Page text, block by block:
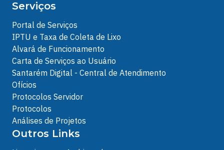
Serviços
Portal de Serviços
IPTU e Taxa de Coleta de Lixo
Alvará de Funcionamento
Carta de Serviços ao Usuário
Santarém Digital - Central de Atendimento
Ofícios
Protocolos Servidor
Protocolos
Análises de Projetos
Outros Links